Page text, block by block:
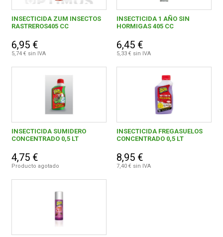
INSECTICIDA ZUM INSECTOS
RASTREROS405 CC
6,95 €
5,74 € sin IVA
INSECTICIDA 1 AÑO SIN
HORMIGAS 405 CC
6,45 €
5,33 € sin IVA
INSECTICIDA SUMIDERO
CONCENTRADO 0,5 LT
4,75 €
Producto agotado
INSECTICIDA FREGASUELOS
CONCENTRADO 0,5 LT
8,95 €
7,40 € sin IVA